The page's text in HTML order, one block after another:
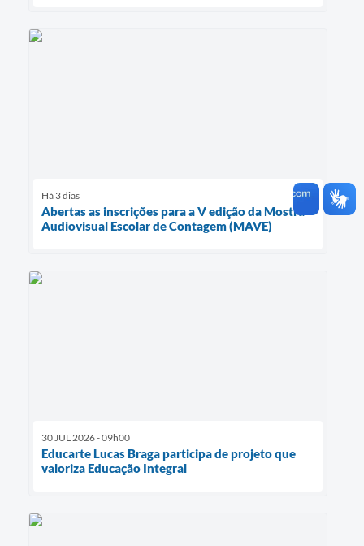
Há 3 dias
Abertas as inscrições para a V edição da Mostra
Audiovisual Escolar de Contagem (MAVE)
30 JUL 2026 - 09h00
Educarte Lucas Braga participa de projeto que
valoriza Educação Integral